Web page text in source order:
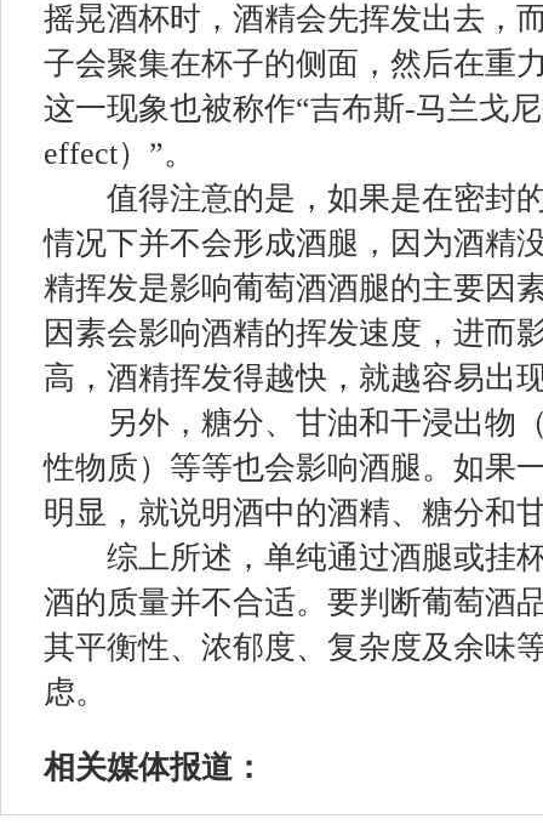
摇晃酒杯时，酒精会先挥发出去，
子会聚集在杯子的侧面，然后在重
这一现象也被称作“吉布斯-马兰戈
effect）”。
值得注意的是，如果是在密封
情况下并不会形成酒腿，因为酒精
精挥发是影响葡萄酒酒腿的主要因
因素会影响酒精的挥发速度，进而
高，酒精挥发得越快，就越容易出
另外，糖分、甘油和干浸出物
性物质）等等也会影响酒腿。如果
明显，就说明酒中的酒精、糖分和
综上所述，单纯通过酒腿或挂
酒的质量并不合适。要判断葡萄酒
其平衡性、浓郁度、复杂度及余味
虑。
相关媒体报道：